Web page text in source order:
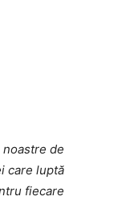
de
care luptă
fiecare